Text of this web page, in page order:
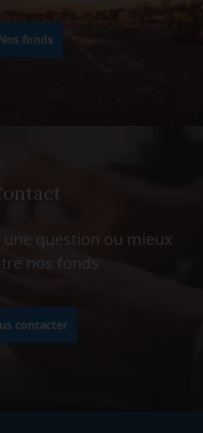
fonds
question ou mieux
nos fonds
contacter